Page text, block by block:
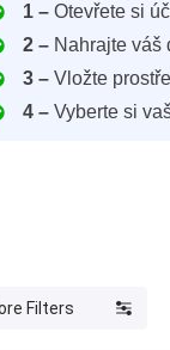
1 – Otevřete si
2 – Nahrajte váš
3 – Vložte
4 – Vyberte si
Filters